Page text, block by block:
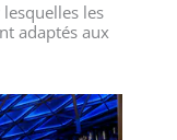
les
adaptés aux